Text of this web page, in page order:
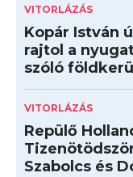
VITORLÁZÁS
Kopár István
rajtol a
szóló
VITORLÁZÁS
Repülő
Szabolcs és